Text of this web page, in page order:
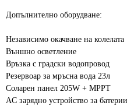
Допълнително оборудване:
Независимо окачване на колелата
Външно осветление
Връзка с градски водопровод
Резервоар за мръсна вода 23л
Соларен панел 205W + MPPT
AC зарядно устройство за батерии